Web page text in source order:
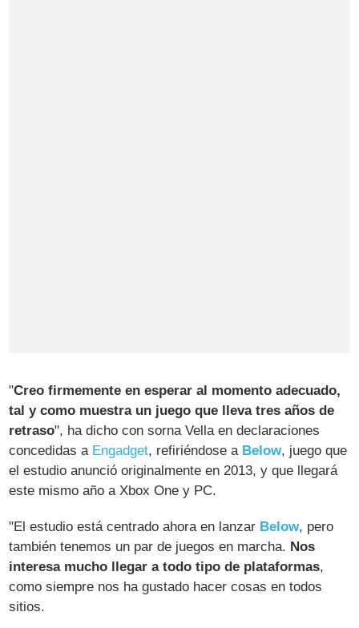
"Creo firmemente en esperar al momento adecuado,
tal y como muestra un juego que lleva tres años de
retraso", ha dicho con sorna Vella en declaraciones
concedidas a Engadget, refiriéndose a Below, juego que
el estudio anunció originalmente en 2013, y que llegará
este mismo año a Xbox One y PC.
"El estudio está centrado ahora en lanzar Below, pero
también tenemos un par de juegos en marcha. Nos
interesa mucho llegar a todo tipo de plataformas,
como siempre nos ha gustado hacer cosas en todos
sitios.